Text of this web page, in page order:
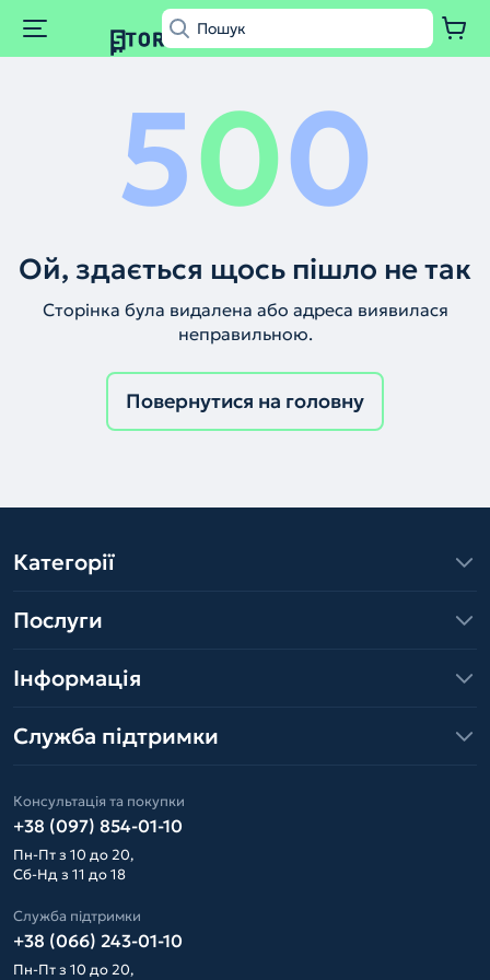
500
Ой, здається щось пішло не так
Сторінка була видалена або адреса виявилася
неправильною.
Повернутися на головну
Категорії
Послуги
Інформація
Служба підтримки
Консультація та покупки
+38 (097) 854-01-10
Пн-Пт з 10 до 20,
Сб-Нд з 11 до 18
Служба підтримки
+38 (066) 243-01-10
Пн-Пт з 10 до 20,